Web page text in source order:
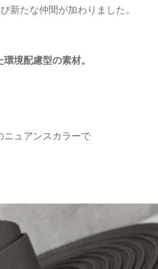
たな仲間が加わりました。
境配慮型の素材。
ニュアンスカラーで